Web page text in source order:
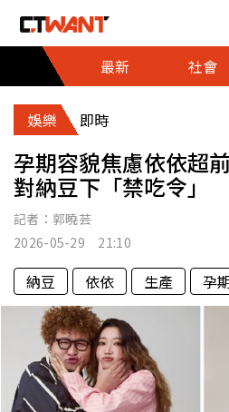
最新
社會
娛樂 即時
孕期容貌焦慮依依超
對納豆下「禁吃令」
記者： 郭曉芸
2026-05-29 21:10
納豆 依依 生產 孕